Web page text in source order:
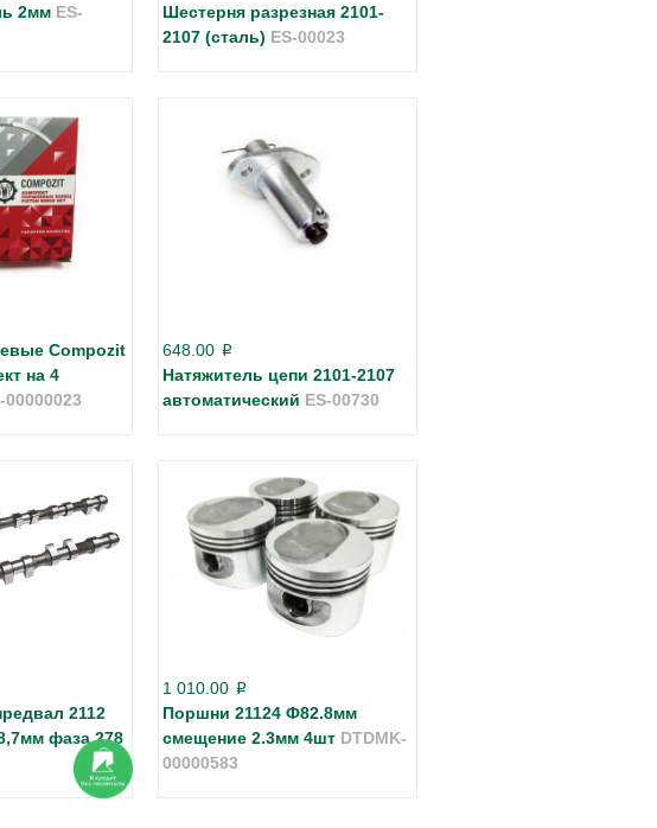
2мм ES-
Шестерня разрезная 2101-
2107 (сталь) ES-00023
Compozit
на 4
00000023
648.00 p
Натяжитель цепи 2101-2107
автоматический ES-00730
2112
фаза 278
1 010.00 p
Поршни 21124 Ф82.8мм
смещение 2.3мм 4шт DTDMK-
00000583